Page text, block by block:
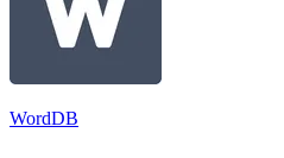
WordDB